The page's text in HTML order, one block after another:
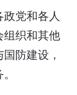
党和各人
组织和其他
防建设，